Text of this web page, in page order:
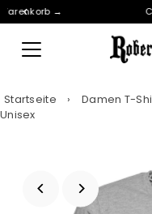
Direkt zum Inhalt
Code
Startseite › Damen T-
Unisex